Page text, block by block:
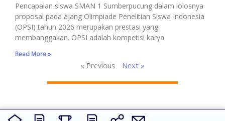
Pencapaian siswa SMAN 1 Sumberpucung dalam lolosnya
proposal pada ajang Olimpiade Penelitian Siswa Indonesia
(OPSI) tahun 2026 merupakan prestasi yang
membanggakan. OPSI adalah kompetisi karya
Read More »
« Previous Next »